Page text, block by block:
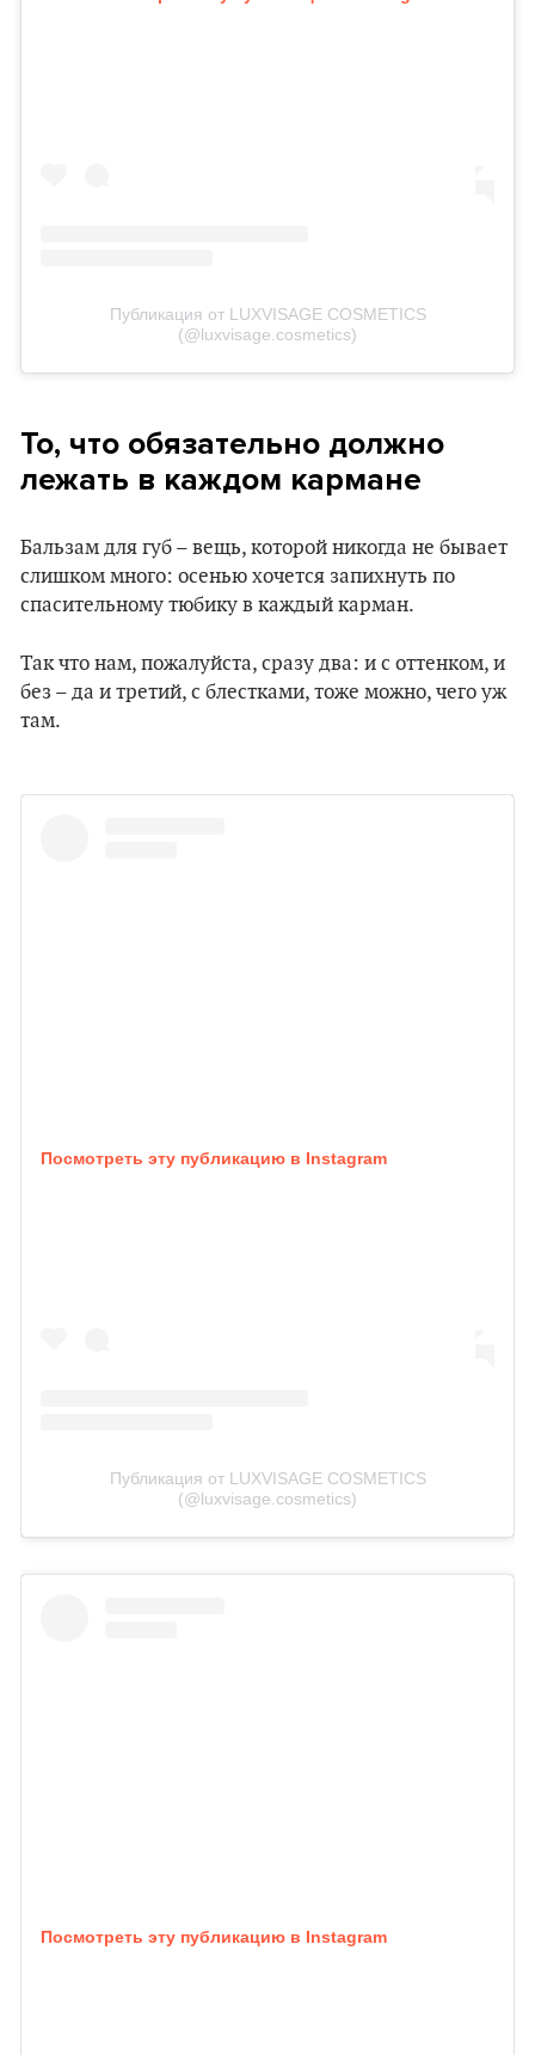
Публикация от LUXVISAGE COSMETICS
(@luxvisage.cosmetics)
То, что обязательно должно
лежать в каждом кармане
Бальзам для губ – вещь, которой никогда не бывает
слишком много: осенью хочется запихнуть по
спасительному тюбику в каждый карман.
Так что нам, пожалуйста, сразу два: и с оттенком, и
без – да и третий, с блестками, тоже можно, чего уж
там.
Посмотреть эту публикацию в Instagram
Публикация от LUXVISAGE COSMETICS
(@luxvisage.cosmetics)
Посмотреть эту публикацию в Instagram